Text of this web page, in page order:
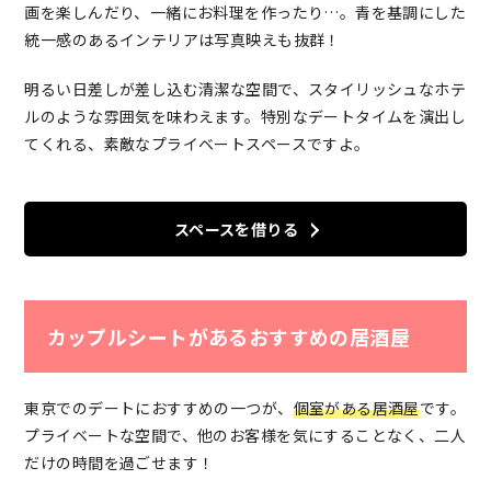
画を楽しんだり、一緒にお料理を作ったり…。青を基調にした
統一感のあるインテリアは写真映えも抜群！
明るい日差しが差し込む清潔な空間で、スタイリッシュなホテ
ルのような雰囲気を味わえます。特別なデートタイムを演出し
てくれる、素敵なプライベートスペースですよ。
スペースを借りる
カップルシートがあるおすすめの居酒屋
東京でのデートにおすすめの一つが、 個室がある居酒屋です。
プライベートな空間で、他のお客様を気にすることなく、二人
だけの時間を過ごせます！